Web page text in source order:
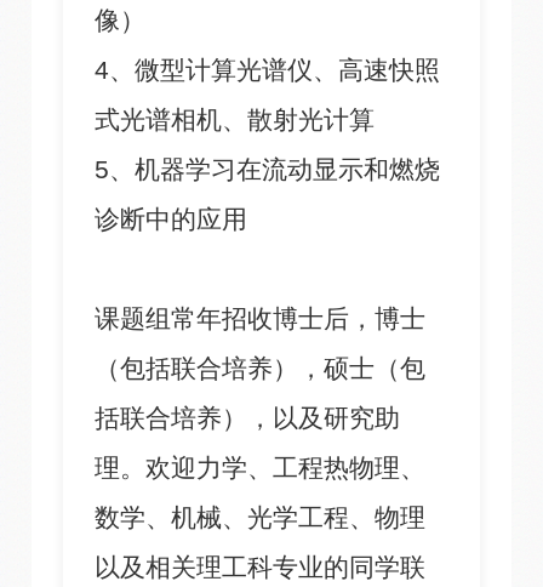
像）
4、微型计算光谱仪、高速快照
式光谱相机、散射光计算
5、机器学习在流动显示和燃烧
诊断中的应用
课题组常年招收博士后，博士
（包括联合培养），硕士（包
括联合培养），以及研究助
理。欢迎力学、工程热物理、
数学、机械、光学工程、物理
以及相关理工科专业的同学联